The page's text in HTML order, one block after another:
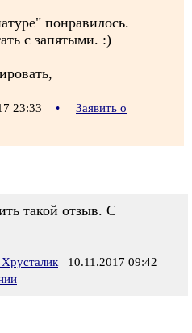
понравилось.
с запятыми. :)
23:33 •
Заявить о
такой отзыв. С
10.11.2017 09:42